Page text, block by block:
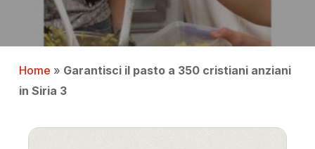
Home » Garantisci il pasto a 350 cristiani anziani
in Siria 3